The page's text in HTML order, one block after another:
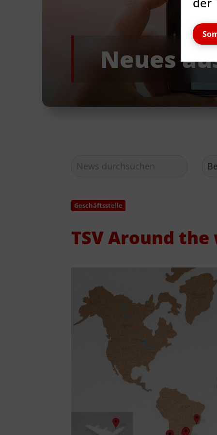
Neues
Geschäftsstelle
TSV Around
TSV Reinbek
Geschäftsstelle
Vorstand